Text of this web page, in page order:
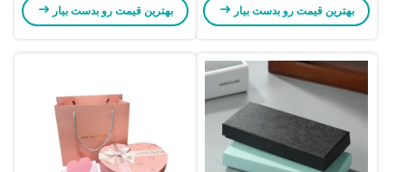
بهترین قیمت رو بدست بیار
بهترین قیمت رو بدست بیار